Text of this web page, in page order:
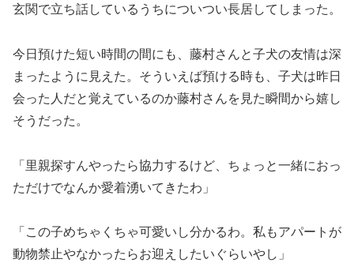
玄関で立ち話しているうちについつい長居してしまった。
今日預けた短い時間の間にも、藤村さんと子犬の友情は深
まったように見えた。そういえば預ける時も、子犬は昨日
会った人だと覚えているのか藤村さんを見た瞬間から嬉し
そうだった。
「里親探すんやったら協力するけど、ちょっと一緒におっ
ただけでなんか愛着湧いてきたわ」
「この子めちゃくちゃ可愛いし分かるわ。私もアパートが
動物禁止やなかったらお迎えしたいぐらいやし」